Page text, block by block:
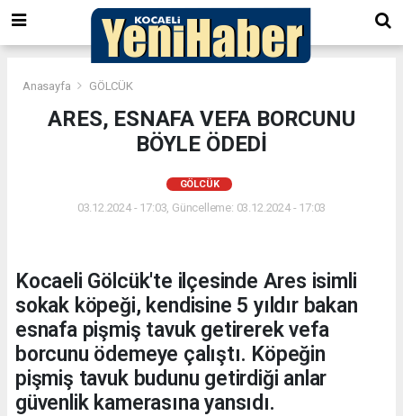
Anasayfa GÖLCÜK
ARES, ESNAFA VEFA BORCUNU
BÖYLE ÖDEDİ
GÖLCÜK
03.12.2024 - 17:03, Güncelleme: 03.12.2024 - 17:03
Kocaeli Gölcük'te ilçesinde Ares isimli
sokak köpeği, kendisine 5 yıldır bakan
esnafa pişmiş tavuk getirerek vefa
borcunu ödemeye çalıştı. Köpeğin
pişmiş tavuk budunu getirdiği anlar
güvenlik kamerasına yansıdı.